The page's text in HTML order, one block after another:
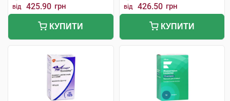
від 425.90 грн
КУПИТИ
від 426.50 грн
КУПИТИ